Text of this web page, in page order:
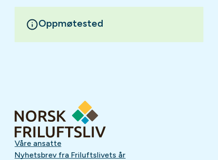
Oppmøtested
Våre ansatte
Nyhetsbrev fra Friluftslivets år